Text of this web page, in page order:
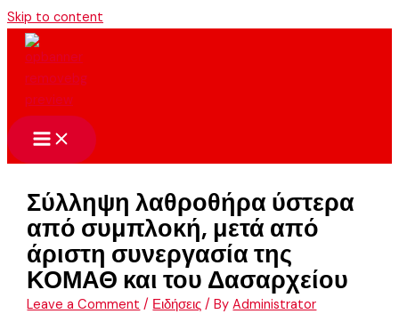
Skip to content
Σύλληψη λαθροθήρα ύστερα
από συμπλοκή, μετά από
άριστη συνεργασία της
ΚΟΜΑΘ και του Δασαρχείου
Leave a Comment / Ειδήσεις / ByAdministrator